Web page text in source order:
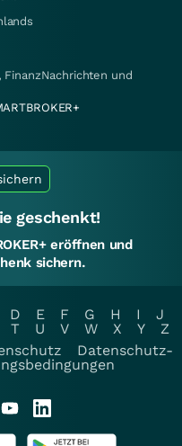
FinanzNachrichten und
geschenkt!
eröffnen und
sichern.
D E F G H I
J
T U V W X Y
Z
Datenschutz-